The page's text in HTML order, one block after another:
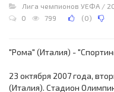
Лига чемпионов УЕФА /
0
799 (0)
"Рома" (Италия) -
23 октября 2007 года,
(Италия). Стадион